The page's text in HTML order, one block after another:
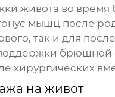
живота во время
мышц после
так и для
брюшной
хирургических
на живот